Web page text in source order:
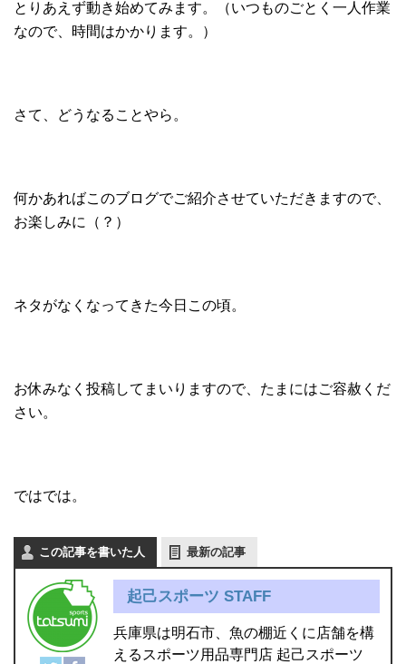
とりあえず動き始めてみます。（いつものごとく一人作業
なので、時間はかかります。）
さて、どうなることやら。
何かあればこのブログでご紹介させていただきますので、
お楽しみに（？）
ネタがなくなってきた今日この頃。
お休みなく投稿してまいりますので、たまにはご容赦くだ
さい。
ではでは。
この記事を書いた人 最新の記事
起己スポーツ STAFF
兵庫県は明石市、魚の棚近くに店舗を構
えるスポーツ用品専門店 起己スポーツ